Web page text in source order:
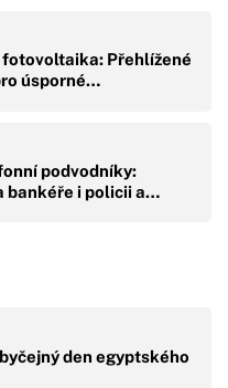
Přehlížené
úsporné…
podvodníky:
bankéře i policii a…
den egyptského